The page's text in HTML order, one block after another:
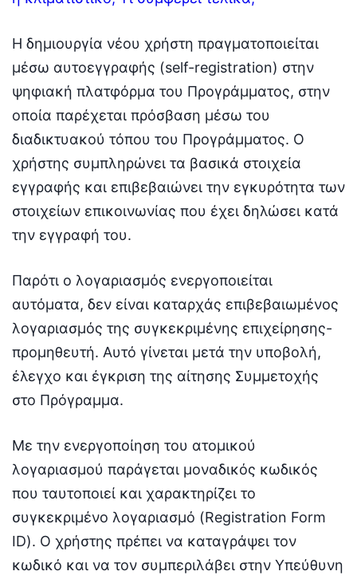
Η δημιουργία νέου χρήστη πραγματοποιείται
μέσω αυτοεγγραφής (self-registration) στην
ψηφιακή πλατφόρμα του Προγράμματος, στην
οποία παρέχεται πρόσβαση μέσω του
διαδικτυακού τόπου του Προγράμματος. Ο
χρήστης συμπληρώνει τα βασικά στοιχεία
εγγραφής και επιβεβαιώνει την εγκυρότητα των
στοιχείων επικοινωνίας που έχει δηλώσει κατά
την εγγραφή του.
Παρότι ο λογαριασμός ενεργοποιείται
αυτόματα, δεν είναι καταρχάς επιβεβαιωμένος
λογαριασμός της συγκεκριμένης επιχείρησης-
προμηθευτή. Αυτό γίνεται μετά την υποβολή,
έλεγχο και έγκριση της αίτησης Συμμετοχής
στο Πρόγραμμα.
Με την ενεργοποίηση του ατομικού
λογαριασμού παράγεται μοναδικός κωδικός
που ταυτοποιεί και χαρακτηρίζει το
συγκεκριμένο λογαριασμό (Registration Form
ID). Ο χρήστης πρέπει να καταγράψει τον
κωδικό και να τον συμπεριλάβει στην Υπεύθυνη